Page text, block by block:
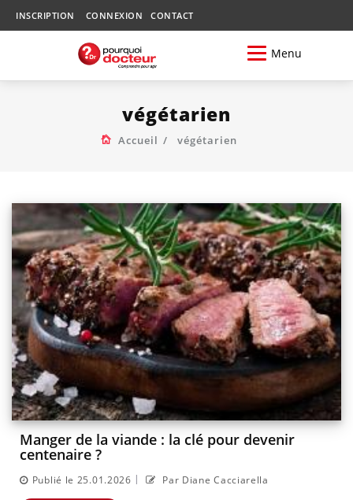
INSCRIPTION CONNEXION CONTACT
Menu
végétarien
Accueil végétarien
Manger de la viande : la clé pour devenir
centenaire ?
Publié le 25.01.2026 | Par Diane Cacciarella